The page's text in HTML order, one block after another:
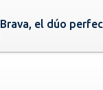
el dúo